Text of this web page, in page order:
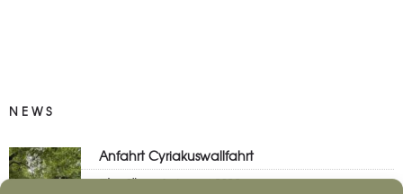
NEWS
Anfahrt Cyriakuswallfahrt
Tino Jäger 1. August 2026